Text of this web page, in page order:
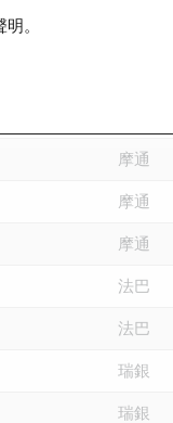
。
隻牛熊證
摩通
摩通
摩通
法巴
法巴
瑞銀
瑞銀